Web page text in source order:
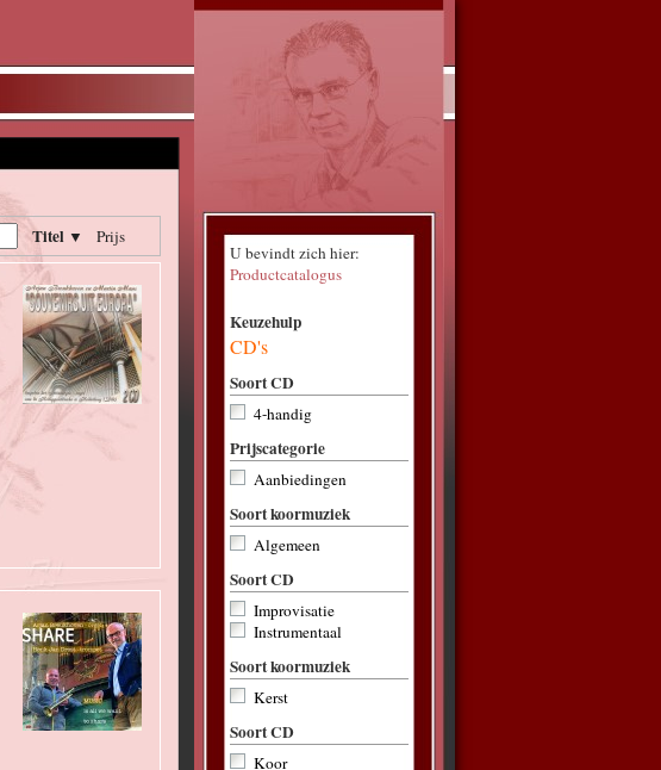
Titel ▼ Prijs
U bevindt zich hier:
Productcatalogus
Keuzehulp
CD's
Soort CD
4-handig
Prijscategorie
Aanbiedingen
Soort koormuziek
Algemeen
Soort CD
Improvisatie
Instrumentaal
Soort koormuziek
Kerst
Soort CD
Koor